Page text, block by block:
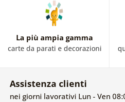
La più ampia gamma
carte da parati e decorazioni
Assistenza clienti
nei giorni lavorativi Lun - Ven